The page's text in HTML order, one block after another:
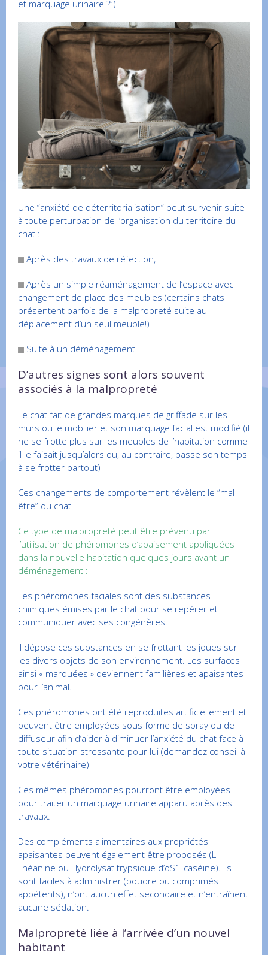
et marquage urinaire ?”)
Une “anxiété de déterritorialisation” peut survenir suite
à toute perturbation de l’organisation du territoire du
chat :
Après des travaux de réfection,
Après un simple réaménagement de l’espace avec
changement de place des meubles (certains chats
présentent parfois de la malpropreté suite au
déplacement d’un seul meuble!)
Suite à un déménagement
D’autres signes sont alors souvent
associés à la malpropreté
Le chat fait de grandes marques de griffade sur les
murs ou le mobilier et son marquage facial est modifié (il
ne se frotte plus sur les meubles de l’habitation comme
il le faisait jusqu’alors ou, au contraire, passe son temps
à se frotter partout)
Ces changements de comportement révèlent le “mal-
être” du chat
Ce type de malpropreté peut être prévenu par
l’utilisation de phéromones d’apaisement appliquées
dans la nouvelle habitation quelques jours avant un
déménagement :
Les phéromones faciales sont des substances
chimiques émises par le chat pour se repérer et
communiquer avec ses congénères.
Il dépose ces substances en se frottant les joues sur
les divers objets de son environnement. Les surfaces
ainsi « marquées » deviennent familières et apaisantes
pour l’animal.
Ces phéromones ont été reproduites artificiellement et
peuvent être employées sous forme de spray ou de
diffuseur afin d’aider à diminuer l’anxiété du chat face à
toute situation stressante pour lui (demandez conseil à
votre vétérinaire)
Ces mêmes phéromones pourront être employées
pour traiter un marquage urinaire apparu après des
travaux.
Des compléments alimentaires aux propriétés
apaisantes peuvent également être proposés (L-
Théanine ou Hydrolysat trypsique d’αS1-caséine). Ils
sont faciles à administrer (poudre ou comprimés
appétents), n’ont aucun effet secondaire et n’entraînent
aucune sédation.
Malpropreté liée à l’arrivée d’un nouvel
habitant